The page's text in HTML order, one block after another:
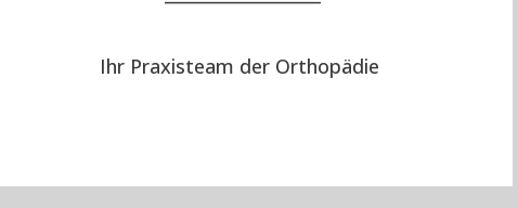
Ihr Praxisteam der Orthopädie